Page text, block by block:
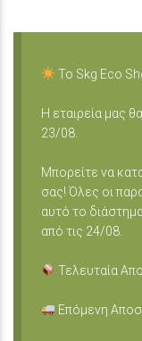
Το Skg Eco
Η εταιρεία μας
23/08.
Μπορείτε να
σας! Όλες οι
αυτό το
από τις 24/08.
Τελευταία
Επόμενη